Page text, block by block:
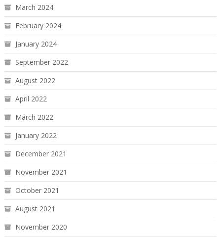
March 2024
February 2024
January 2024
September 2022
August 2022
April 2022
March 2022
January 2022
December 2021
November 2021
October 2021
August 2021
November 2020